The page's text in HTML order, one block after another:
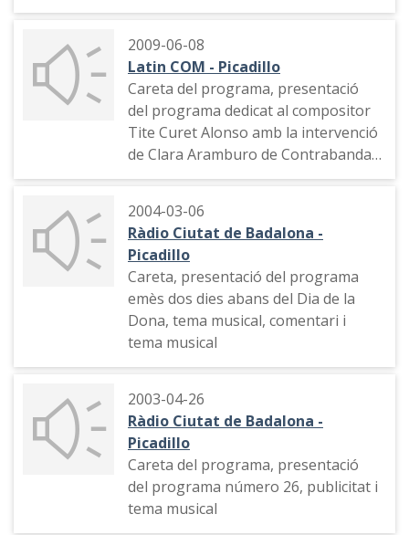
2009-06-08
Latin COM - Picadillo
Careta del programa, presentació
del programa dedicat al compositor
Tite Curet Alonso amb la intervenció
de Clara Aramburo de Contrabanda
FM i Erasmo Padilla des de Miami
2004-03-06
Ràdio Ciutat de Badalona -
Picadillo
Careta, presentació del programa
emès dos dies abans del Dia de la
Dona, tema musical, comentari i
tema musical
2003-04-26
Ràdio Ciutat de Badalona -
Picadillo
Careta del programa, presentació
del programa número 26, publicitat i
tema musical